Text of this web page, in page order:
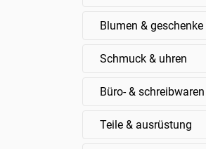
Blumen & geschenke
Schmuck & uhren
Büro- & schreibwaren
Teile & ausrüstung